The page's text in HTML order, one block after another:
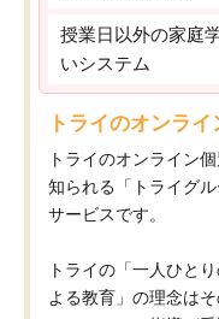
授業日以外の家庭
いシステム
トライのオンラ
トライのオンライン
知られる「トライグ
サービスです。
トライの「一人ひと
よる教育」の理念は